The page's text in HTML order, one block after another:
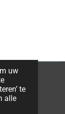
uw
te
alle